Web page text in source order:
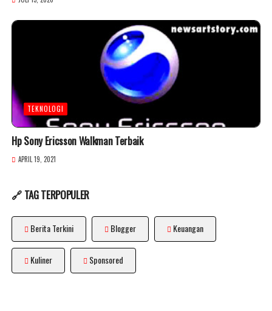
TEKNOLOGI
Hp Sony Ericsson Walkman Terbaik
APRIL 19, 2021
🔗 TAG TERPOPULER
Berita Terkini Blogger Keuangan
Kuliner Sponsored